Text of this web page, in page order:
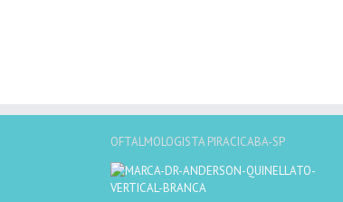
OFTALMOLOGISTA PIRACICABA-SP